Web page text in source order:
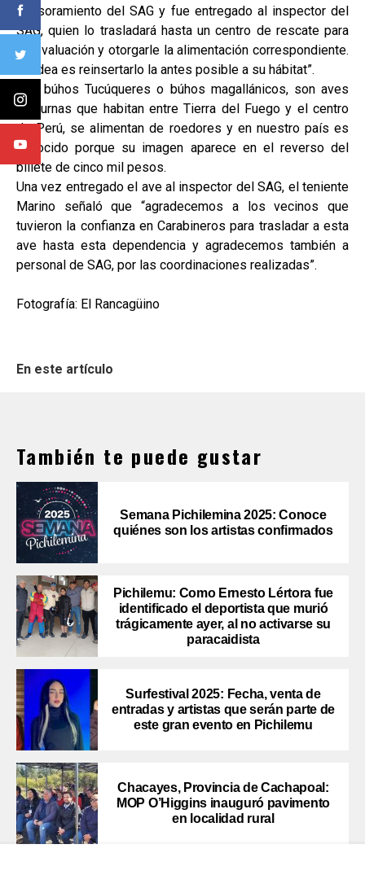
asesoramiento del SAG y fue entregado al inspector del
SAG, quien lo trasladará hasta un centro de rescate para
su evaluación y otorgarle la alimentación correspondiente.
La idea es reinsertarlo la antes posible a su hábitat”.
Los búhos Tucúqueres o búhos magallánicos, son aves
nocturnas que habitan entre Tierra del Fuego y el centro
de Perú, se alimentan de roedores y en nuestro país es
conocido porque su imagen aparece en el reverso del
billete de cinco mil pesos.
Una vez entregado el ave al inspector del SAG, el teniente
Marino señaló que “agradecemos a los vecinos que
tuvieron la confianza en Carabineros para trasladar a esta
ave hasta esta dependencia y agradecemos también a
personal de SAG, por las coordinaciones realizadas”.
Fotografía: El Rancagüino
En este artículo
También te puede gustar
Semana Pichilemina 2025: Conoce
quiénes son los artistas confirmados
Pichilemu: Como Ernesto Lértora fue
identificado el deportista que murió
trágicamente ayer, al no activarse su
paracaidista
Surfestival 2025: Fecha, venta de
entradas y artistas que serán parte de
este gran evento en Pichilemu
Chacayes, Provincia de Cachapoal:
MOP O’Higgins inauguró pavimento
en localidad rural